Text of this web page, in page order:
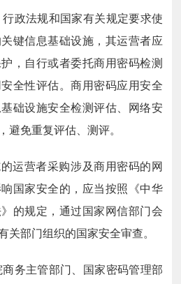
行政法规和国家有关规定要求使
键信息基础设施，其运营者应
，自行或者委托商用密码检测
全性评估。商用密码应用安全
础设施安全检测评估、网络安
避免重复评估、测评。
运营者采购涉及商用密码的网
国家安全的，应当按照《中华
的规定，通过国家网信部门会
关部门组织的国家安全审查。
商务主管部门、国家密码管理部